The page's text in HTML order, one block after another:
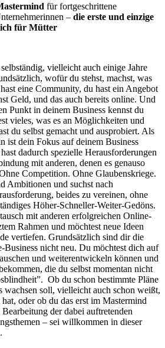
für fortgeschrittene
– die erste und einzige
für Mütter
vielleicht auch einige Jahre
wofür du stehst, machst, was
eine Community, du hast ein Angebot
Geld, und das auch bereits online. Und
Punkt in deinem Business kennst du
vieles, was es an Möglichkeiten und
du selbst gemacht und ausprobiert. Als
ist dein Fokus auf deinem Business
dadurch spezielle Herausforderungen
mit anderen, denen es genauso
Competition. Ohne Glaubenskriege.
Ambitionen und suchst nach
beides zu vereinen, ohne
Höher-Schneller-Weiter-Gedöns.
mit anderen erfolgreichen Online-
Rahmen und möchtest neue Ideen
vertiefen. Grundsätzlich sind dir die
nicht neu. Du möchtest dich auf
und weiterentwickeln können und
die du selbst momentan nicht
Ob du schon bestimmte Pläne
wachsen soll, vielleicht auch schon weißt,
oder ob du das erst im Mastermind
der dabei auftretenden
– sei willkommen in dieser